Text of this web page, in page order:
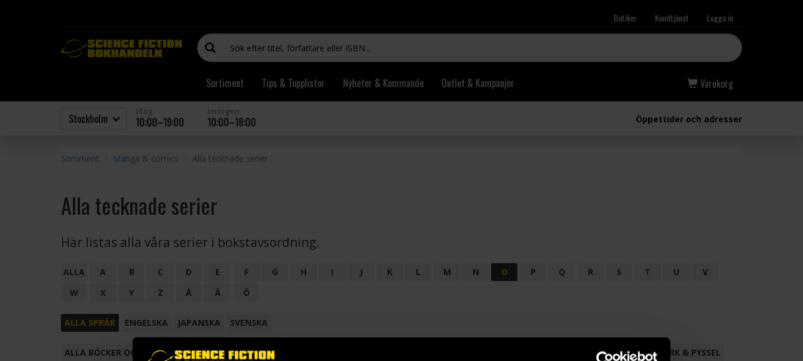
Butiker Kundtjänst Logga in
Sortiment Tips & Topplistor Nyheter & Kommande Outlet & Kampanjer Varukorg
10:00–19:00 10:00–18:00 Öppettider och adresser
Sortiment Manga & comics Alla tecknade serier
Alla tecknade serier
Här listas alla våra serier i bokstavsordning.
ALLA A B C D E F G H I J K L M N O P Q R S T U
V
W
X Y Z Å Ä Ö
ALLA SPRÅK ENGELSKA JAPANSKA SVENSKA
ALLA BÖCKER OCH TECKNADE SERIER ANTOLOGI FACKLITTERATUR
HANTVERK & PYSSEL